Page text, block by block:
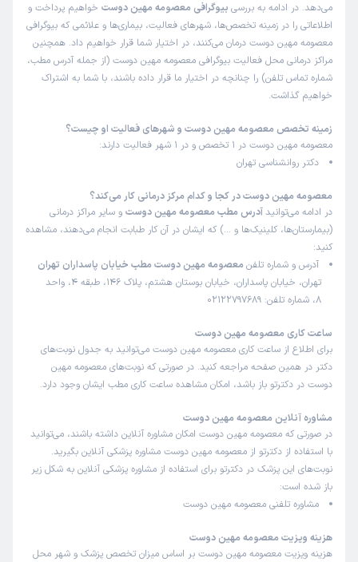
می‌دهد. در ادامه به بررسی بیوگرافی معصومه مهین دوست خواهیم پرداخت و
اطلاعاتی را در زمینه تخصص‌ها، شهرهای فعالیت، بیماری‌ها و علائمی که بیوگرافی
معصومه مهین دوست درمان می‌کنند، در اختیار شما قرار خواهیم داد. همچنین
مراکز درمانی محل فعالیت بیوگرافی معصومه مهین دوست (از جمله آدرس مطب،
شماره تماس تلفن) را چنانچه در اختیار ما قرار داده باشند، با شما به اشتراک
خواهیم گذاشت.
زمینه تخصص معصومه مهین دوست و شهرهای فعالیت او چیست؟
معصومه مهین دوست در 1 تخصص و در 1 شهر فعالیت دارند:
دکتر روانشناسی تهران
معصومه مهین دوست در کجا و کدام مرکز درمانی کار می‌کند؟
در ادامه می‌توانید آدرس مطب معصومه مهین دوست و سایر مراکز درمانی
(بیمارستان‌ها، کلینیک‌ها و …) که ایشان در آن کار طبابت انجام می‌دهند، مشاهده
کنید:
آدرس و شماره تلفن معصومه مهین دوست مطب خیابان پاسداران تهران
تهران، خیابان پاسداران، خیابان بوستان هشتم، پلاک 146، طبقه 4، واحد
8، شماره تلفن: 02122797689
ساعت کاری معصومه مهین دوست
برای اطلاع از ساعت کاری معصومه مهین دوست می‌توانید به جدول نوبت‌های
دکتر در همین صفحه مراجعه کنید. در صورتی که نوبت‌های معصومه مهین
دوست در دکترتو باز باشد، امکان مشاهده ساعت کاری مطب ایشان وجود دارد.
مشاوره آنلاین معصومه مهین دوست
در صورتی که معصومه مهین دوست امکان مشاوره آنلاین داشته باشند، می‌توانید
با استفاده از دکترتو از معصومه مهین دوست مشاوره پزشکی آنلاین بگیرید.
نوبت‌های این پزشک در دکترتو برای استفاده از مشاوره پزشکی آنلاین به شکل زیر
باز شده است:
مشاوره تلفنی معصومه مهین دوست
هزینه ویزیت معصومه مهین دوست
هزینه ویزیت معصومه مهین دوست بر اساس میزان تخصص پزشک و شهر محل